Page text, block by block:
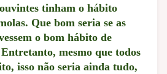
tinham o hábito
Que bom seria se as
o bom hábito de
mesmo que todos
isso não seria ainda tudo,